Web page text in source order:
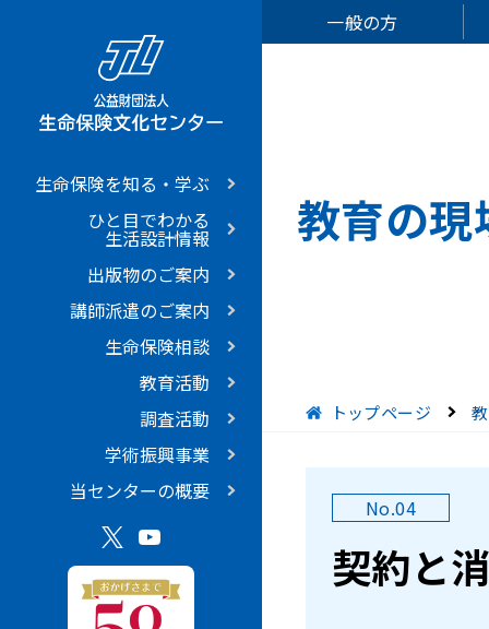
一般の方
生命保険を知る・学ぶ
ひと目でわかる
生活設計情報
出版物のご案内
講師派遣のご案内
生命保険相談
教育活動
調査活動
学術振興事業
当センターの概要
教育の現
現在位置 トップページ
No.04
契約と